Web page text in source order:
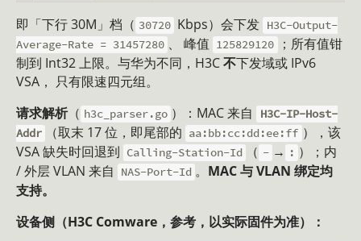
即「下行 30M」档（ 30720 Kbps）会下发 H3C-Output-
Average-Rate = 31457280 、 峰值 125829120
；所有值钳
制到 Int32 上限。与华为不同，H3C不下发域或 IPv6
VSA， 只有限速四元组。
请求解析（ h3c_parser.go ）：MAC 来自
H3C-IP-Host-
Addr
（取末 17 位，即尾部的 aa:bb:cc:dd:ee:ff ），该
VSA 缺失时回退到 Calling-Station-Id （ - → : ）；内
/ 外层 VLAN 来自
NAS-Port-Id 。 MAC 与 VLAN 绑定均
支持。
设备侧（H3C Comware，参考，以实际固件为准）：